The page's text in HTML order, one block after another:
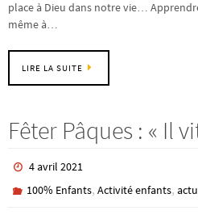
place à Dieu dans notre vie…
même à…
LIRE LA SUITE
Fêter Pâques : « Il
4 avril 2021
100% Enfants,Activité enfants,